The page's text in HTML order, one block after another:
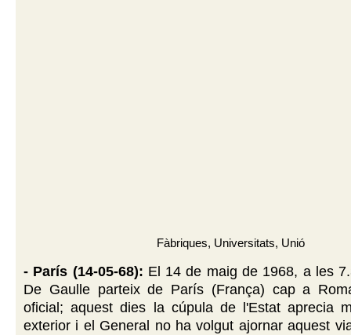
Fàbriques, Universitats, Unió
- París (14-05-68): El 14 de maig de 1968, a les
De Gaulle parteix de París (França) cap a
oficial; aquest dies la cúpula de l'Estat aprecia
exterior i el General no ha volgut ajornar aquest